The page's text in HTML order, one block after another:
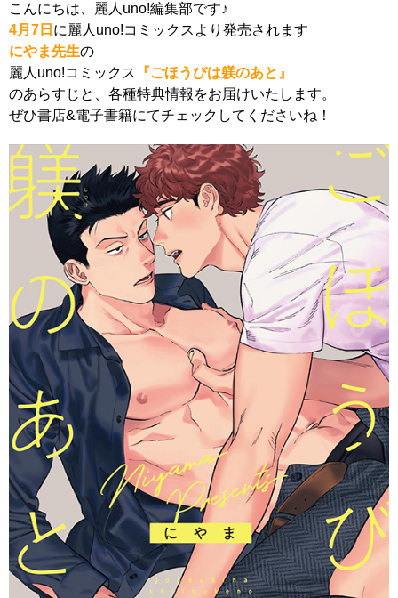
こんにちは、麗人uno!編集部です♪
4月7日 に麗人uno!コミックスより発売されます
にやま先生の
麗人uno!コミックス
『ごほうびは躾のあと』
のあらすじと、各種特典情報をお届けいたします。
ぜひ書店&電子書籍にてチェックしてくださいね！